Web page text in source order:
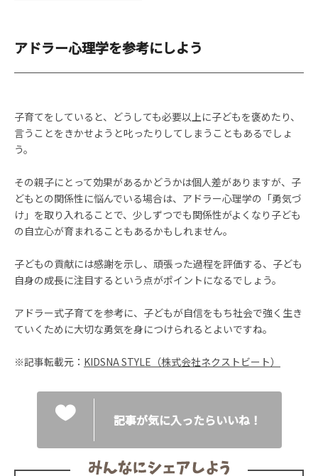
アドラー心理学を参考にしよう
子育てをしていると、どうしても必要以上に子どもを褒めたり、
言うことをきかせようと叱ったりしてしまうこともあるでしょ
う。
その親子にとって効果があるかどうかは個人差がありますが、子
どもとの関係性に悩んでいる場合は、アドラー心理学の「勇気づ
け」を取り入れることで、少しずつでも関係性がよくなり子ども
の自立心が育まれることもあるかもしれません。
子どもの貢献には感謝を示し、頑張った過程を評価する、子ども
自身の成長に注目するという点がポイントになるでしょう。
アドラー式子育てを参考に、子どもが自信をもち社会で強く生き
ていくために大切な勇気を身につけられるとよいですね。
※記事転載元： KIDSNA STYLE（株式会社ネクストビート）
記事が気に入ったらいいね！